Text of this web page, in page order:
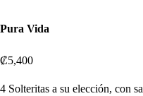
Pura Vida
₡5,400
4 Solteritas a su elección, con